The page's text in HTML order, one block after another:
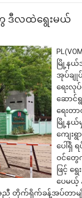
ဒီလထဲ​ရွေးမယ်
မြို့နယ်
အုပ်ချု
ရေးလု
ဆောင်
ရေးတ
မြို့နယ်
ကျေး
ပေါ်ရှိ
ဝင်​တွေ
ဖြင့် ရွ
ပေမယ့်
ညီ တိုက်ရိုက်ခန့်အပ်တာ